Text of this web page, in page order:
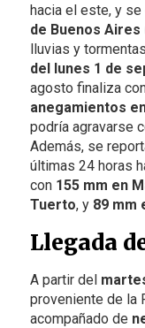
hacia el este, y
de Buenos Aires
lluvias y
del lunes 1 de
agosto finaliza
anegamientos
podría agravarse
Además, se
últimas 24 horas
con 155 mm en
Tuerto, y 89 mm
Llegada
A partir del
proveniente de la
acompañado de